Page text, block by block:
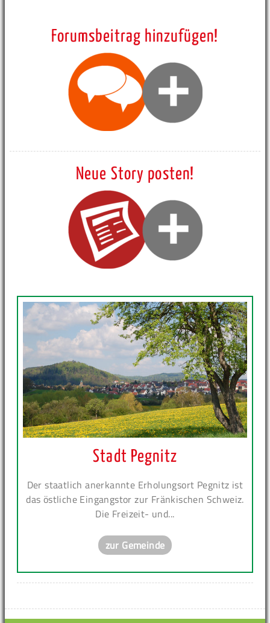
Forumsbeitrag hinzufügen!
Neue Story posten!
Stadt Pegnitz
Der staatlich anerkannte Erholungsort Pegnitz ist
das östliche Eingangstor zur Fränkischen Schweiz.
Die Freizeit- und...
zur Gemeinde